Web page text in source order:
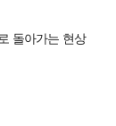
돌아가는 현상